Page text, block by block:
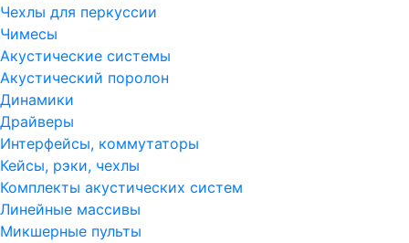
Чехлы для перкуссии
Чимесы
Акустические системы
Акустический поролон
Динамики
Драйверы
Интерфейсы, коммутаторы
Кейсы, рэки, чехлы
Комплекты акустических систем
Линейные массивы
Микшерные пульты